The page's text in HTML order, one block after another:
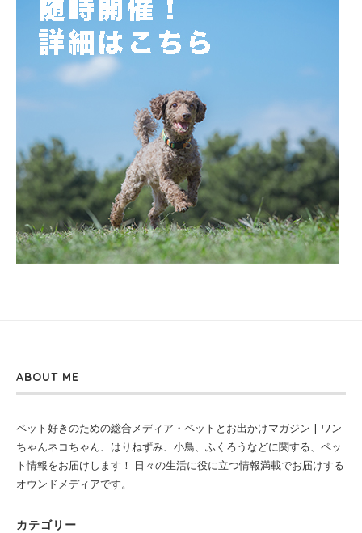
ABOUT ME
ペット好きのための総合メディア・ペットとお出かけマガジン | ワン
ちゃんネコちゃん、はりねずみ、小鳥、ふくろうなどに関する、ペッ
ト情報をお届けします！ 日々の生活に役に立つ情報満載でお届けする
オウンドメディアです。
カテゴリー